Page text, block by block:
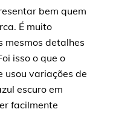
bem quem
É muito
mesmos detalhes
isso o que o
usou variações de
escuro em
facilmente